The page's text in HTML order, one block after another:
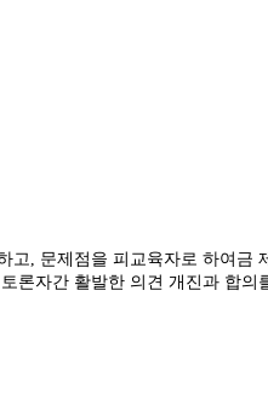
고, 문제점을 피교육자로 하여금
론자간 활발한 의견 개진과 합의